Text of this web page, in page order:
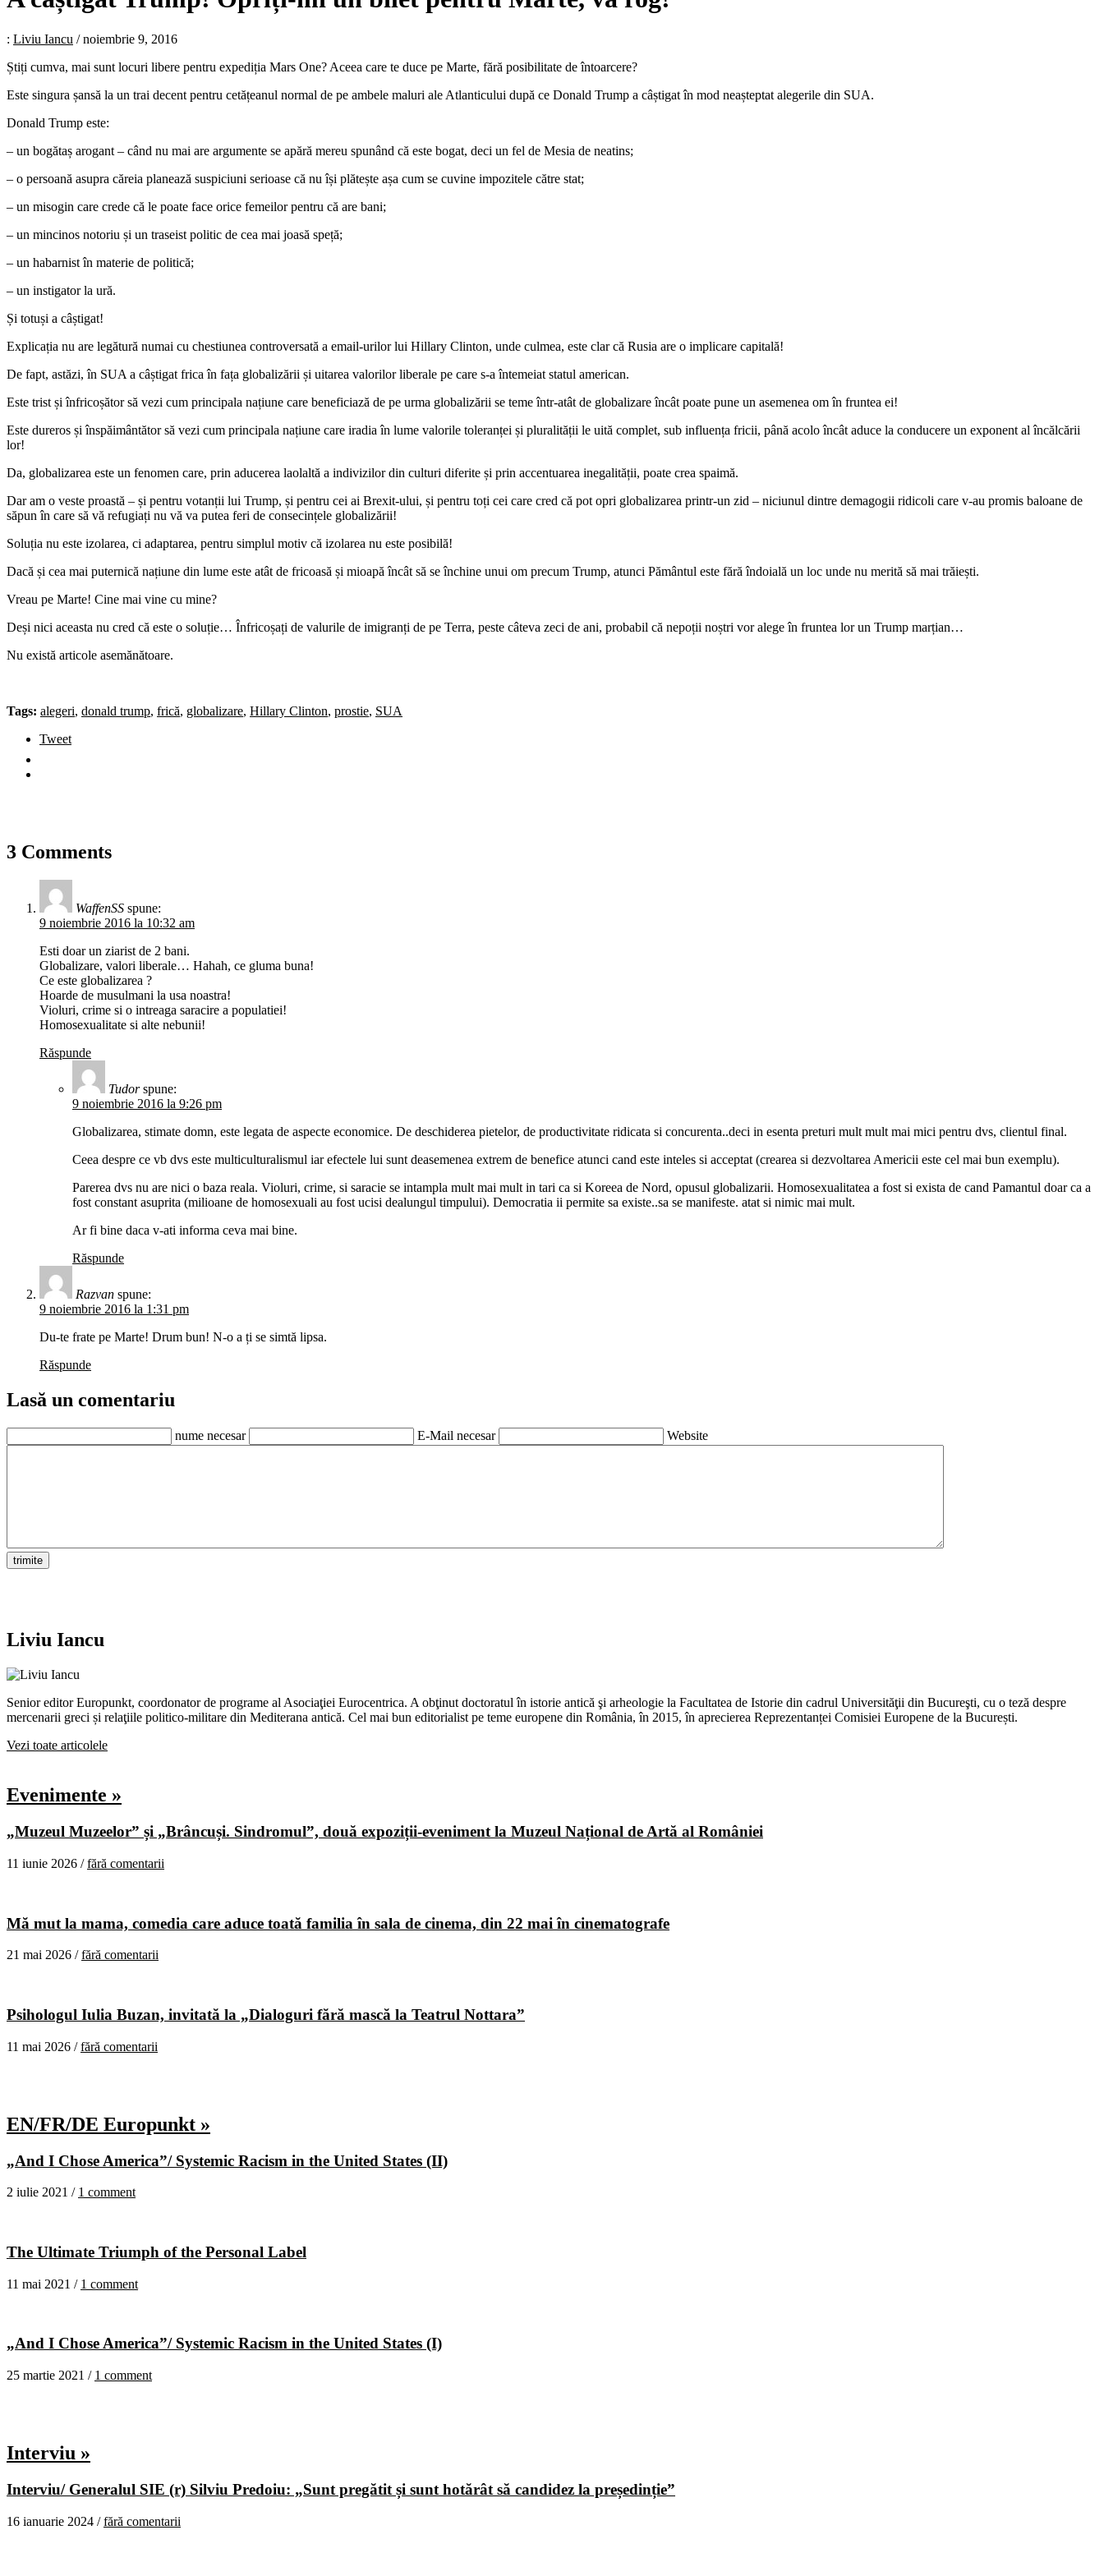
: Liviu Iancu /noiembrie 9, 2016
Știți cumva, mai sunt locuri libere pentru expediția Mars One? Aceea care te duce pe Marte, fără posibilitate de întoarcere?
Este singura șansă la un trai decent pentru cetățeanul normal de pe ambele maluri ale Atlanticului după ce Donald Trump a câștigat în mod neașteptat alegerile din SUA.
Donald Trump este:
– un bogătaș arogant – când nu mai are argumente se apără mereu spunând că este bogat, deci un fel de Mesia de neatins;
– o persoană asupra căreia planează suspiciuni serioase că nu își plătește așa cum se cuvine impozitele către stat;
– un misogin care crede că le poate face orice femeilor pentru că are bani;
– un mincinos notoriu și un traseist politic de cea mai joasă speță;
– un habarnist în materie de politică;
– un instigator la ură.
Și totuși a câștigat!
Explicația nu are legătură numai cu chestiunea controversată a email-urilor lui Hillary Clinton, unde culmea, este clar că Rusia are o implicare capitală!
De fapt, astăzi, în SUA a câștigat frica în fața globalizării și uitarea valorilor liberale pe care s-a întemeiat statul american.
Este trist și înfricoșător să vezi cum principala națiune care beneficiază de pe urma globalizării se teme într-atât de globalizare încât poate pune un asemenea om în fruntea ei!
Este dureros și înspăimântător să vezi cum principala națiune care iradia în lume valorile toleranței și pluralității le uită complet, sub influența fricii, până acolo încât aduce la conducere un exponent al încălcării
lor!
Da, globalizarea este un fenomen care, prin aducerea laolaltă a indivizilor din culturi diferite și prin accentuarea inegalității, poate crea spaimă.
Dar am o veste proastă – și pentru votanții lui Trump, și pentru cei ai Brexit-ului, și pentru toți cei care cred că pot opri globalizarea printr-un zid – niciunul dintre demagogii ridicoli care v-au promis baloane de
săpun în care să vă refugiați nu vă va putea feri de consecințele globalizării!
Soluția nu este izolarea, ci adaptarea, pentru simplul motiv că izolarea nu este posibilă!
Dacă și cea mai puternică națiune din lume este atât de fricoasă și mioapă încât să se închine unui om precum Trump, atunci Pământul este fără îndoială un loc unde nu merită să mai trăiești.
Vreau pe Marte! Cine mai vine cu mine?
Deși nici aceasta nu cred că este o soluție… Înfricoșați de valurile de imigranți de pe Terra, peste câteva zeci de ani, probabil că nepoții noștri vor alege în fruntea lor un Trump marțian…
Nu există articole asemănătoare.
Tags: alegeri, donald trump, frică, globalizare, Hillary Clinton, prostie, SUA
Tweet
3 Comments
WaffenSS spune:
9 noiembrie 2016 la 10:32 am
Esti doar un ziarist de 2 bani.
Globalizare, valori liberale… Hahah, ce gluma buna!
Ce este globalizarea ?
Hoarde de musulmani la usa noastra!
Violuri, crime si o intreaga saracire a populatiei!
Homosexualitate si alte nebunii!
Răspunde
Tudor spune:
9 noiembrie 2016 la 9:26 pm
Globalizarea, stimate domn, este legata de aspecte economice. De deschiderea pietelor, de productivitate ridicata si concurenta..deci in esenta preturi mult mult mai mici pentru dvs, clientul final.
Ceea despre ce vb dvs este multiculturalismul iar efectele lui sunt deasemenea extrem de benefice atunci cand este inteles si acceptat (crearea si dezvoltarea Americii este cel mai bun exemplu).
Parerea dvs nu are nici o baza reala. Violuri, crime, si saracie se intampla mult mai mult in tari ca si Koreea de Nord, opusul globalizarii. Homosexualitatea a fost si exista de cand Pamantul doar ca a
fost constant asuprita (milioane de homosexuali au fost ucisi dealungul timpului). Democratia ii permite sa existe..sa se manifeste. atat si nimic mai mult.
Ar fi bine daca v-ati informa ceva mai bine.
Răspunde
Razvan spune:
9 noiembrie 2016 la 1:31 pm
Du-te frate pe Marte! Drum bun! N-o a ți se simtă lipsa.
Răspunde
Lasă un comentariu
nume necesar E-Mail necesar Website
Liviu Iancu
Senior editor Europunkt, coordonator de programe al Asociaţiei Eurocentrica. A obţinut doctoratul în istorie antică şi arheologie la Facultatea de Istorie din cadrul Universităţii din Bucureşti, cu o teză despre
mercenarii greci și relaţiile politico-militare din Mediterana antică. Cel mai bun editorialist pe teme europene din România, în 2015, în aprecierea Reprezentanței Comisiei Europene de la București.
Vezi toate articolele
Evenimente »
„Muzeul Muzeelor” și „Brâncuși. Sindromul”, două expoziții-eveniment la Muzeul Național de Artă al României
11 iunie 2026 /fără comentarii
Mă mut la mama, comedia care aduce toată familia în sala de cinema, din 22 mai în cinematografe
21 mai 2026 /fără comentarii
Psihologul Iulia Buzan, invitată la „Dialoguri fără mască la Teatrul Nottara”
11 mai 2026 /fără comentarii
EN/FR/DE Europunkt »
„And I Chose America”/ Systemic Racism in the United States (II)
2 iulie 2021 / 1 comment
The Ultimate Triumph of the Personal Label
11 mai 2021 / 1 comment
„And I Chose America”/ Systemic Racism in the United States (I)
25 martie 2021 / 1 comment
Interviu »
Interviu/ Generalul SIE (r) Silviu Predoiu: „Sunt pregătit și sunt hotărât să candidez la președinție”
16 ianuarie 2024 /fără comentarii